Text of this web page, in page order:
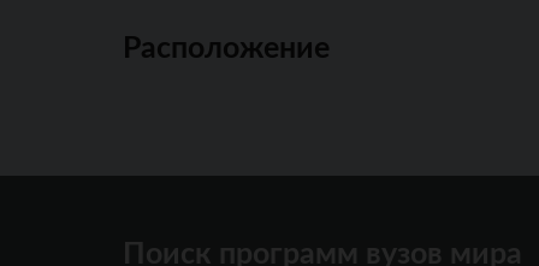
Расположение
Поиск программ вузов мира